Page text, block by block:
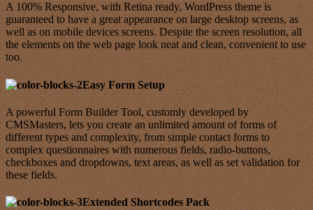
A 100% Responsive, with Retina ready, WordPress theme is
guaranteed to have a great appearance on large desktop screens, as
well as on mobile devices screens. Despite the screen resolution, all
the elements on the web page look neat and clean, convenient to use
too.
Easy Form Setup
A powerful Form Builder Tool, customly developed by
CMSMasters, lets you create an unlimited amount of forms of
different types and complexity, from simple contact forms to
complex questionnaires with numerous fields, radio-buttons,
checkboxes and dropdowns, text areas, as well as set validation for
these fields.
Extended Shortcodes Pack